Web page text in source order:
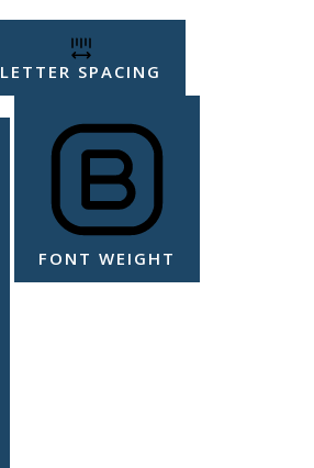
LETTER SPACING
FONT WEIGHT